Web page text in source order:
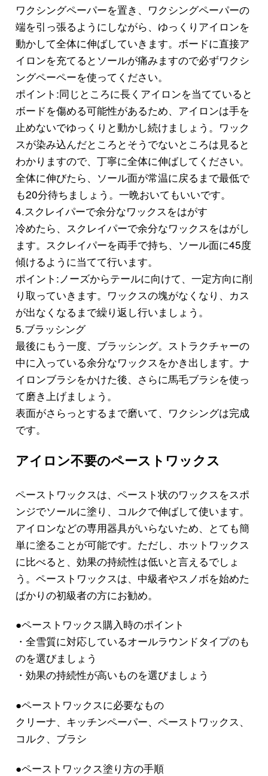
ワクシングペーパーを置き、ワクシングペーパーの
端を引っ張るようにしながら、ゆっくりアイロンを
動かして全体に伸ばしていきます。ボードに直接ア
イロンを充てるとソールが痛みますので必ずワクシ
ングペーペーを使ってください。
ポイント:同じところに長くアイロンを当てていると
ボードを傷める可能性があるため、アイロンは手を
止めないでゆっくりと動かし続けましょう。ワック
スが染み込んだところとそうでないところは見ると
わかりますので、丁寧に全体に伸ばしてください。
全体に伸びたら、ソール面が常温に戻るまで最低で
も20分待ちましょう。一晩おいてもいいです。
4.スクレイパーで余分なワックスをはがす
冷めたら、スクレイパーで余分なワックスをはがし
ます。スクレイパーを両手で持ち、ソール面に45度
傾けるように当てて行います。
ポイント:ノーズからテールに向けて、一定方向に削
り取っていきます。ワックスの塊がなくなり、カス
が出なくなるまで繰り返し行いましょう。
5.ブラッシング
最後にもう一度、ブラッシング。ストラクチャーの
中に入っている余分なワックスをかき出します。ナ
イロンブラシをかけた後、さらに馬毛ブラシを使っ
て磨き上げましょう。
表面がさらっとするまで磨いて、ワクシングは完成
です。
アイロン不要のペーストワックス
ペーストワックスは、ペースト状のワックスをスポ
ンジでソールに塗り、コルクで伸ばして使います。
アイロンなどの専用器具がいらないため、とても簡
単に塗ることが可能です。ただし、ホットワックス
に比べると、効果の持続性は低いと言えるでしょ
う。ペーストワックスは、中級者やスノボを始めた
ばかりの初級者の方にお勧め。
●ペーストワックス購入時のポイント
・全雪質に対応しているオールラウンドタイプのも
のを選びましょう
・効果の持続性が高いものを選びましょう
●ペーストワックスに必要なもの
クリーナ、キッチンペーパー、ペーストワックス、
コルク、ブラシ
●ペーストワックス塗り方の手順